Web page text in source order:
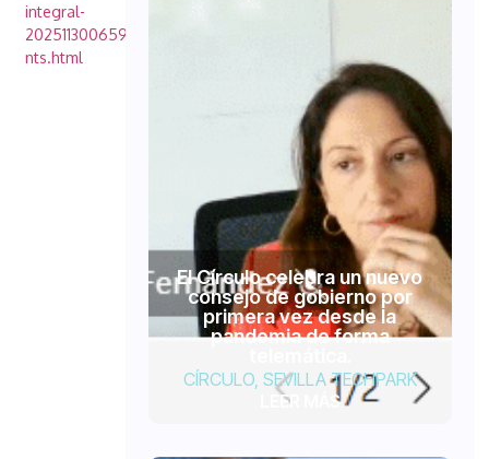
integral-
20251130065958-
nts.html
El Círculo celebra un nuevo
consejo de gobierno por
primera vez desde la
pandemia de forma
CÍRCULO, SEVILLA TECHPARK
LEER MÁS